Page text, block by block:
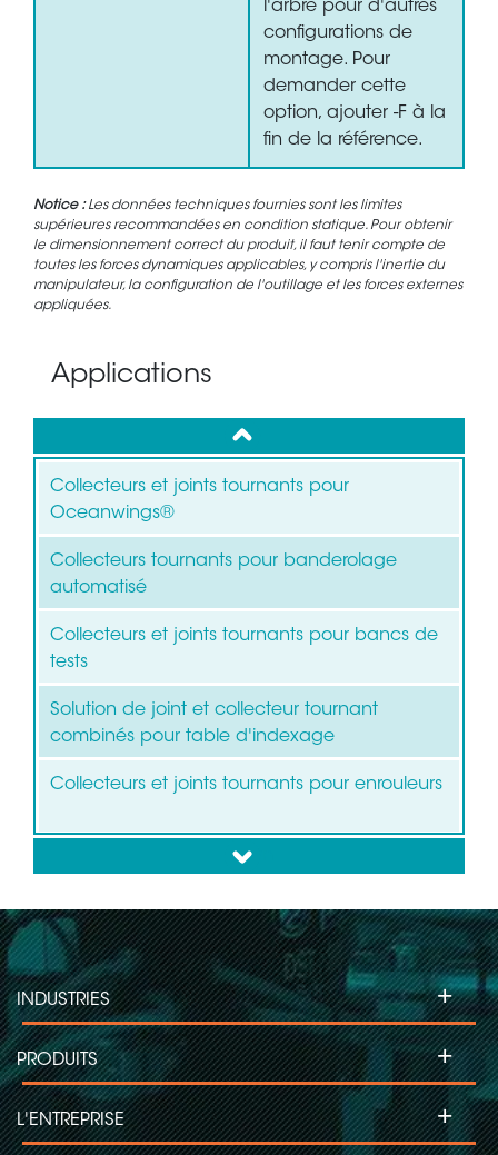
l'arbre pour d'autres
configurations de
montage. Pour
demander cette
option, ajouter -F à la
fin de la référence.
Notice :Les données techniques fournies sont les limites
supérieures recommandées en condition statique. Pour obtenir
le dimensionnement correct du produit, il faut tenir compte de
toutes les forces dynamiques applicables, y compris l'inertie du
manipulateur, la configuration de l'outillage et les forces externes
appliquées.
Applications
up
Collecteurs et joints tournants pour
Oceanwings®
Collecteurs tournants pour banderolage
automatisé
Collecteurs et joints tournants pour bancs de
tests
Solution de joint et collecteur tournant
combinés pour table d'indexage
Collecteurs et joints tournants pour enrouleurs
down
INDUSTRIES +
PRODUITS +
L'ENTREPRISE +